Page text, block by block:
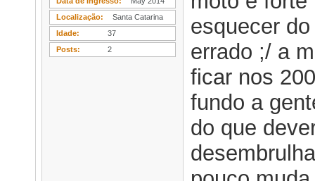
Localização
Santa Catarina
Idade
37
Posts
2
esquecer
errado ;/ a
ficar nos
fundo a
do que